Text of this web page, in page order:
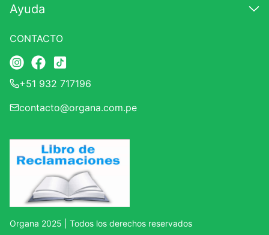
Ayuda
CONTACTO
+51 932 717196
contacto@organa.com.pe
Organa 2025 | Todos los derechos reservados